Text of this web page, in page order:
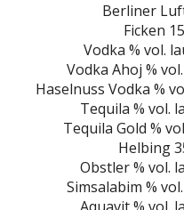
Berliner
Ficken
Vodka % vol.
Vodka Ahoj %
Haselnuss Vodka %
Tequila % vol.
Tequila Gold %
Helbing
Obstler % vol.
Simsalabim %